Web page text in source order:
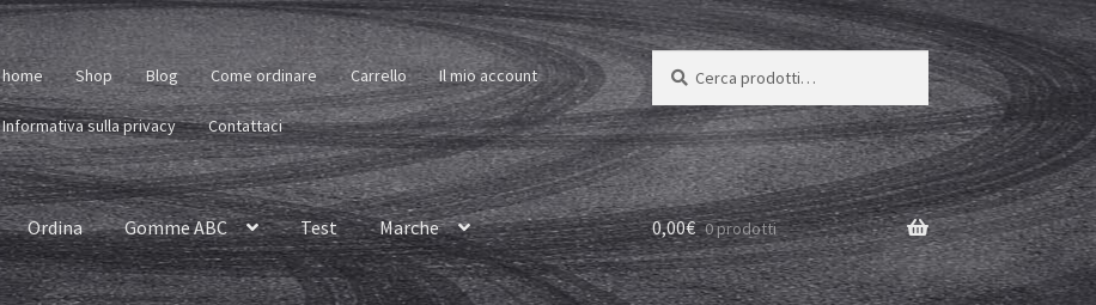
home Shop Blog Come ordinare Carrello Il mio account
Informativa sulla privacy Contattaci
Cerca:
Cerca
Ordina Gomme ABC Test Marche 0,00€ 0 prodotti